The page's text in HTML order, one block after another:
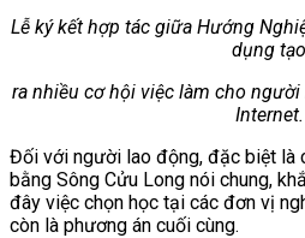
Lễ ký kết hợp tác giữa Hướng
dụng tạo
ra nhiều cơ hội việc làm cho
Internet.
Đối với người lao động, đặc biệt là
bằng Sông Cửu Long nói chung,
đây việc chọn học tại các đơn vị
còn là phương án cuối cùng.